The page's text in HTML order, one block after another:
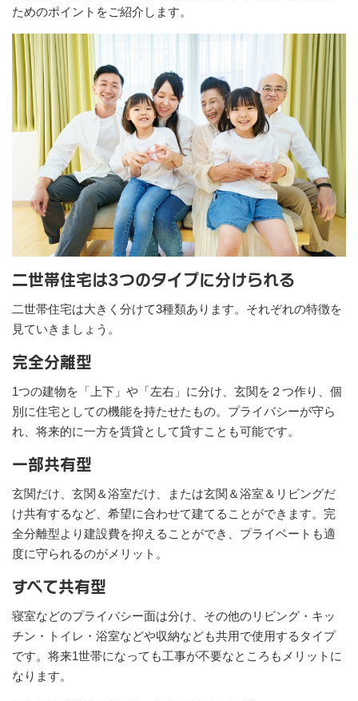
ためのポイントをご紹介します。
二世帯住宅は3つのタイプに分けられる
二世帯住宅は大きく分けて3種類あります。それぞれの特徴を
見ていきましょう。
完全分離型
1つの建物を「上下」や「左右」に分け、玄関を２つ作り、個
別に住宅としての機能を持たせたもの。プライバシーが守ら
れ、将来的に一方を賃貸として貸すことも可能です。
一部共有型
玄関だけ、玄関＆浴室だけ、または玄関＆浴室＆リビングだ
け共有するなど、希望に合わせて建てることができます。完
全分離型より建設費を抑えることができ、プライベートも適
度に守られるのがメリット。
すべて共有型
寝室などのプライバシー面は分け、その他のリビング・キッ
チン・トイレ・浴室などや収納なども共用で使用するタイプ
です。将来1世帯になっても工事が不要なところもメリットに
なります。